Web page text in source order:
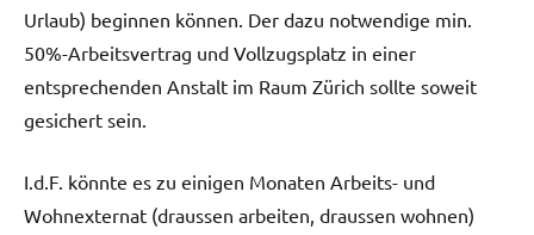
Urlaub) beginnen können. Der dazu notwendige min.
50%-Arbeitsvertrag und Vollzugsplatz in einer
entsprechenden Anstalt im Raum Zürich sollte soweit
gesichert sein.
I.d.F. könnte es zu einigen Monaten Arbeits- und
Wohnexternat (draussen arbeiten, draussen wohnen)